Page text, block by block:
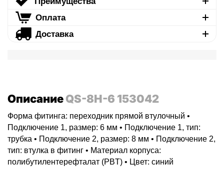
Оплата
Доставка
ОписаниеQS-8H-6 153042
Форма фитинга: переходник прямой втулочный •
Подключение 1, размер: 6 мм • Подключение 1, тип:
трубка • Подключение 2, размер: 8 мм • Подключение 2,
тип: втулка в фитинг • Материал корпуса:
полибутилентерефталат (PBT) • Цвет: синий